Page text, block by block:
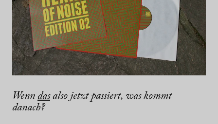
Wenn dasalso jetzt passiert, was kommt
danach?